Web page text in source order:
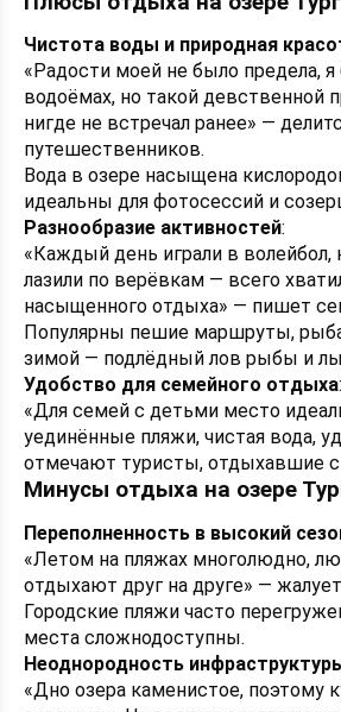
Чистота воды и природная
«Радости моей не было предела,
водоёмах, но такой девственной
нигде не встречал ранее» —
путешественников.
Вода в озере насыщена
идеальны для фотосессий и
Разнообразие активностей:
«Каждый день играли в волейбол,
лазили по верёвкам — всего
насыщенного отдыха» — пишет
Популярны пешие маршруты,
зимой — подлёдный лов рыбы и
Удобство для семейного отдыха:
«Для семей с детьми место
уединённые пляжи, чистая вода,
отмечают туристы, отдыхавшие
Минусы отдыха на озере
Переполненность в высокий
«Летом на пляжах многолюдно,
отдыхают друг на друге» —
Городские пляжи часто
места сложнодоступны.
Неоднородность
«Дно озера каменистое, поэтому